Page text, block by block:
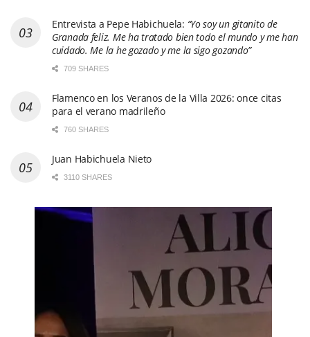
Entrevista a Pepe Habichuela: “Yo soy un gitanito de
Granada feliz. Me ha tratado bien todo el mundo y me han
cuidado. Me la he gozado y me la sigo gozando”
709 SHARES
Flamenco en los Veranos de la Villa 2026: once citas
para el verano madrileño
760 SHARES
Juan Habichuela Nieto
3110 SHARES